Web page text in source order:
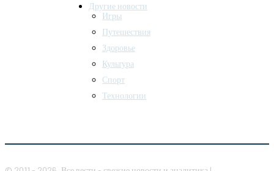
Другие новости
Игры
Путешествия
Здоровье
Культура
Спорт
Технологии